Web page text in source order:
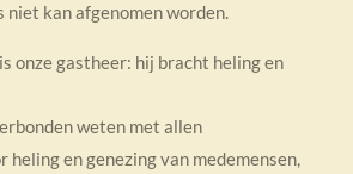
niet kan afgenomen worden.
onze gastheer: hij bracht heling en
weten met allen
heling en genezing van medemensen,